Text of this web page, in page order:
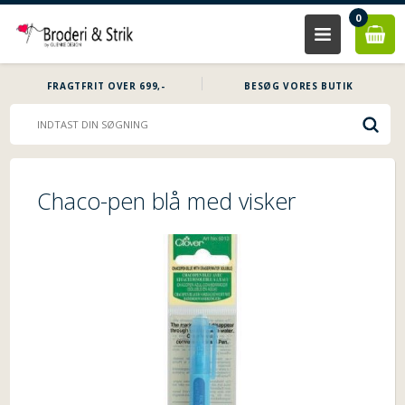
0
FRAGTFRIT OVER 699,- BESØG VORES BUTIK
Chaco-pen blå med visker